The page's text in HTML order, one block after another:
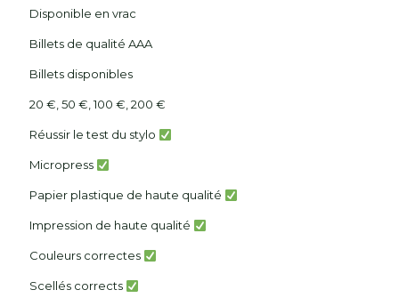
Disponible en vrac
Billets de qualité AAA
Billets disponibles
20 €, 50 €, 100 €, 200 €
Réussir le test du stylo
Micropress
Papier plastique de haute qualité
Impression de haute qualité
Couleurs correctes
Scellés corrects